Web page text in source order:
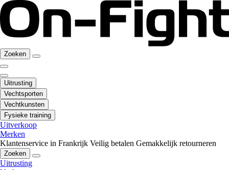
Zoeken
Uitrusting
Vechtsporten
Vechtkunsten
Fysieke training
Uitverkoop
Merken
Klantenservice in Frankrijk Veilig betalen Gemakkelijk retourneren
Zoeken
Uitrusting